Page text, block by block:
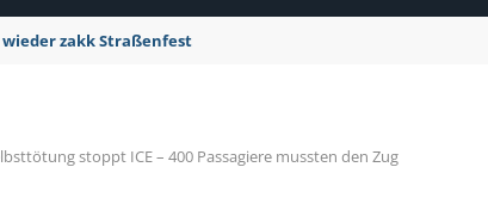
Panzergranate entdeckt und erfolgreich gesprengt
stoppt ICE – 400 Passagiere mussten den Zug